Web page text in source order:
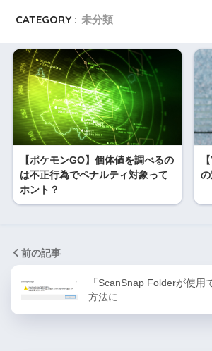
CATEGORY : 未分類
【ポケモンGO】個体値を調べるの
は不正行為でペナルティ対象って
ホント？
の
前の記事
「ScanSnap Folderが使用
方法に…